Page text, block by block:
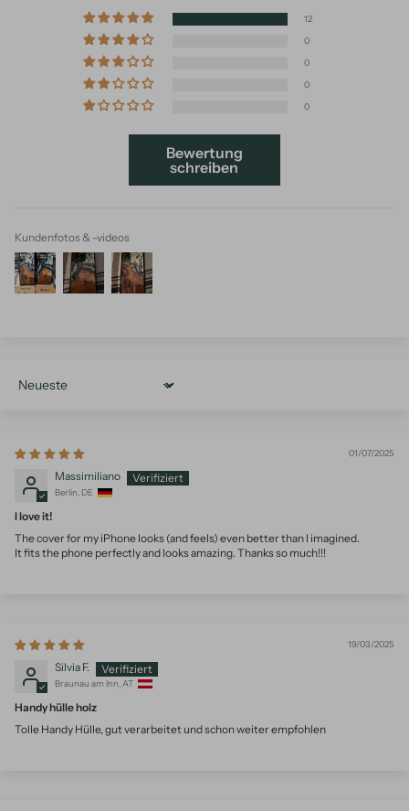
12
0
0
0
0
Bewertung
schreiben
Kundenfotos & -videos
Sort by
01/07/2025
Massimiliano
Berlin, DE
I love it!
The cover for my iPhone looks (and feels) even better than I imagined.
It fits the phone perfectly and looks amazing. Thanks so much!!!
19/03/2025
Silvia F.
Braunau am Inn, AT
Handy hülle holz
Tolle Handy Hülle, gut verarbeitet und schon weiter empfohlen